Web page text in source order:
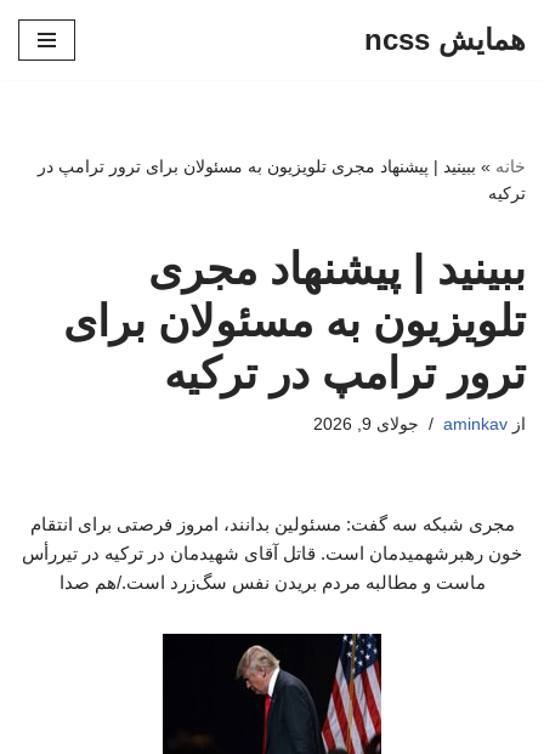
همایش ncss
خانه » ببینید | پیشنهاد مجری تلویزیون به مسئولان برای ترور ترامپ در
ترکیه
ببینید | پیشنهاد مجری
تلویزیون به مسئولان برای
ترور ترامپ در ترکیه
از aminkav جولای 9, 2026
مجری شبکه سه گفت: مسئولین بدانند، امروز فرصتی برای انتقام
خون رهبرشهمیدمان است. قاتل آقای شهیدمان در ترکیه در تیررأس
ماست و مطالبه مردم بریدن نفس سگ‌زرد است./هم صدا